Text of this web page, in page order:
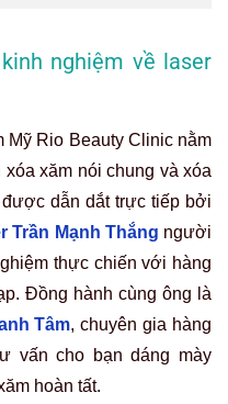
nghiệm về laser
Mỹ Rio Beauty Clinic nằm
xăm nói chung và xóa
dẫn dắt trực tiếp bởi
Trần Mạnh Thắng người
thực chiến với hàng
Đồng hành cùng ông là
Tâm, chuyên gia hàng
vấn cho bạn dáng mày
hoàn tất.